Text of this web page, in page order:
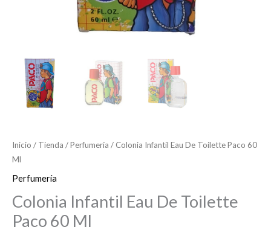
Inicio / Tienda /Perfumería / Colonia Infantil Eau De Toilette Paco 60
Ml
Perfumería
Colonia Infantil Eau De Toilette
Paco 60 Ml